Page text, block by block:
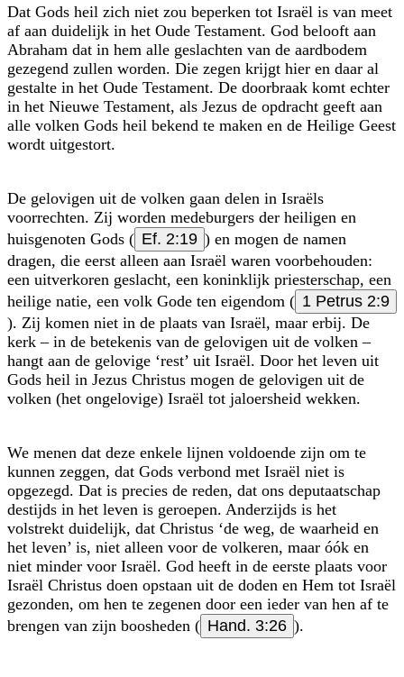
Dat Gods heil zich niet zou beperken tot Israël is van meet
af aan duidelijk in het Oude Testament. God belooft aan
Abraham dat in hem alle geslachten van de aardbodem
gezegend zullen worden. Die zegen krijgt hier en daar al
gestalte in het Oude Testament. De doorbraak komt echter
in het Nieuwe Testament, als Jezus de opdracht geeft aan
alle volken Gods heil bekend te maken en de Heilige Geest
wordt uitgestort.
De gelovigen uit de volken gaan delen in Israëls
voorrechten. Zij worden medeburgers der heiligen en
huisgenoten Gods ( Ef. 2:19 ) en mogen de namen
dragen, die eerst alleen aan Israël waren voorbehouden:
een uitverkoren geslacht, een koninklijk priesterschap, een
heilige natie, een volk Gode ten eigendom ( 1 Petrus 2:9
). Zij komen niet in de plaats van Israël, maar erbij. De
kerk – in de betekenis van de gelovigen uit de volken –
hangt aan de gelovige ‘rest’ uit Israël. Door het leven uit
Gods heil in Jezus Christus mogen de gelovigen uit de
volken (het ongelovige) Israël tot jaloersheid wekken.
We menen dat deze enkele lijnen voldoende zijn om te
kunnen zeggen, dat Gods verbond met Israël niet is
opgezegd. Dat is precies de reden, dat ons deputaatschap
destijds in het leven is geroepen. Anderzijds is het
volstrekt duidelijk, dat Christus ‘de weg, de waarheid en
het leven’ is, niet alleen voor de volkeren, maar óók en
niet minder voor Israël. God heeft in de eerste plaats voor
Israël Christus doen opstaan uit de doden en Hem tot Israël
gezonden, om hen te zegenen door een ieder van hen af te
brengen van zijn boosheden ( Hand. 3:26 ).